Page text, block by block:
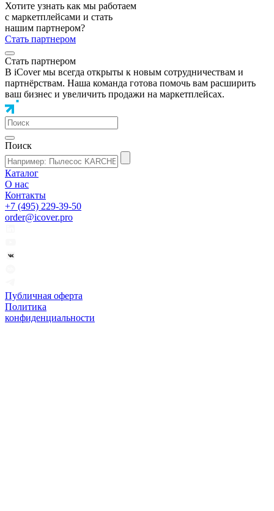
Хотите узнать как мы работаем
с маркетплейсами и стать
нашим партнером?
Стать партнером
Стать партнером
В iCover мы всегда открыты к новым сотрудничествам и
партнёрствам. Наша команда готова помочь вам расширить
ваш бизнес и увеличить продажи на маркетплейсах.
Поиск
Каталог
О нас
Контакты
+7 (495) 229-39-50
order@icover.pro
Публичная оферта
Политика
конфиденциальности